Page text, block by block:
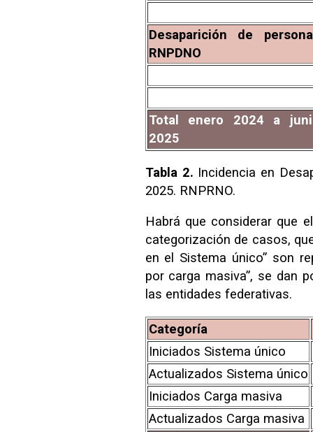
Desaparición de
RNPDNO
Total enero 2024 a
2025
Tabla 2. Incidencia en
2025. RNPRNO.
Habrá que considerar que
categorización de casos,
en el Sistema único” son
por carga masiva”, se dan
las entidades federativas.
Categoría
Iniciados Sistema único
Actualizados Sistema único
Iniciados Carga masiva
Actualizados Carga masiva